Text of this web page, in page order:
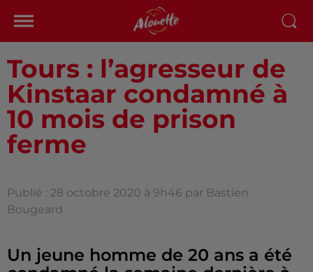
Tours : l’agresseur de
Kinstaar condamné à
10 mois de prison
ferme
Publié : 28 octobre 2020 à 9h46 par Bastien
Bougeard
Un jeune homme de 20 ans a été